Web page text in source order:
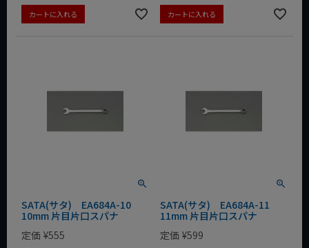
カートに入れる カートに入れる
SATA(サタ) EA684A-10
10mm 片目片口スパナ
定価 ¥555
SATA(サタ) EA684A-11
11mm 片目片口スパナ
定価 ¥599